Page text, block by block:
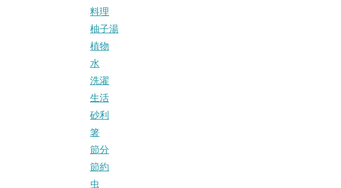
料理
柚子湯
植物
水
洗濯
生活
砂利
箸
節分
節約
虫